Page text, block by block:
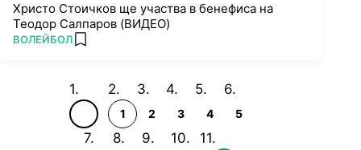
Христо Стоичков ще участва в бенефиса на
Теодор Салпаров (ВИДЕО)
ПОВЕЧЕ ОТ
ВОЛЕЙБОЛ add favorites
1 2 3 4 5